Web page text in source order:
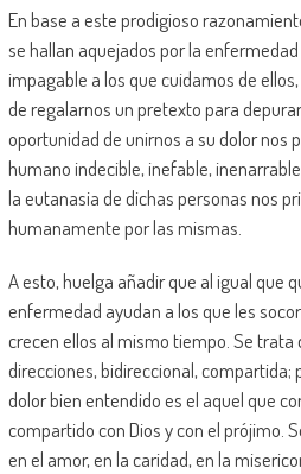
En base a este prodigioso
se hallan aquejados por la
impagable a los que cuidamos de
de regalarnos un pretexto para
oportunidad de unirnos a su dolor nos
humano indecible, inefable,
la eutanasia de dichas personas nos
humanamente por las mismas.
A esto, huelga añadir que al igual que
enfermedad ayudan a los que les
crecen ellos al mismo tiempo. Se
direcciones, bidireccional, compartida;
dolor bien entendido es el aquel que
compartido con Dios y con el prójimo.
en el amor, en la caridad, en la